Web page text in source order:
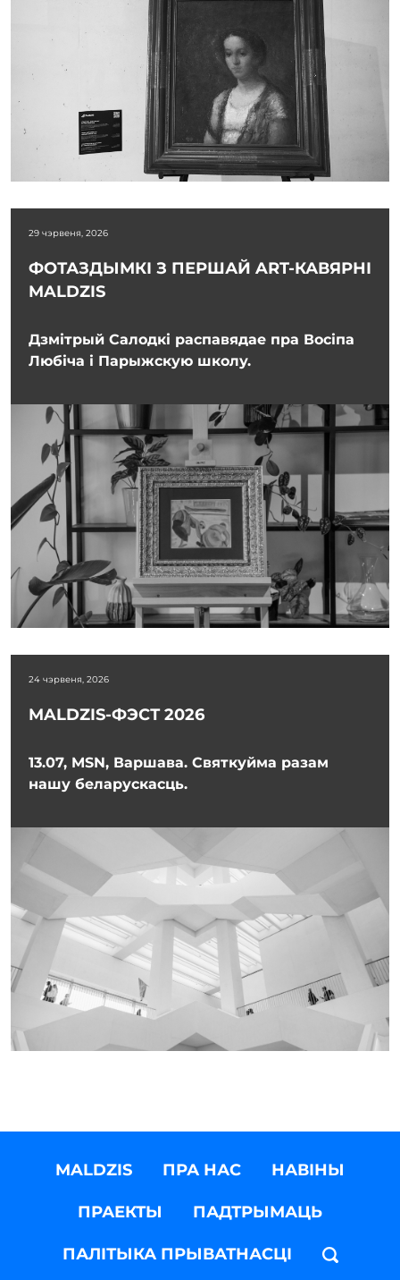
29 чэрвеня, 2026
ФОТАЗДЫМКІ З ПЕРШАЙ ART-КАВЯРНІ
MALDZIS
Дзмітрый Салодкі распавядае пра Восіпа
Любіча і Парыжскую школу.
24 чэрвеня, 2026
MALDZIS-ФЭСТ 2026
13.07, MSN, Варшава. Святкуйма разам
нашу беларускасць.
MALDZIS ПРА НАС НАВІНЫ
ПРАЕКТЫ ПАДТРЫМАЦЬ
ПАЛІТЫКА ПРЫВАТНАСЦІ